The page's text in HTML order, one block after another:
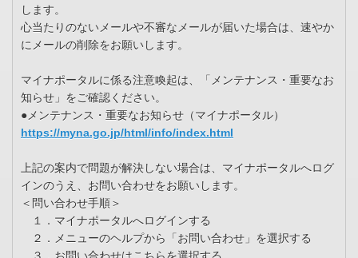
します。
心当たりのないメールや不審なメールが届いた場合は、速やか
にメールの削除をお願いします。
マイナポータルに係る注意喚起は、「メンテナンス・重要なお
知らせ」をご確認ください。
●メンテナンス・重要なお知らせ（マイナポータル）
https://myna.go.jp/html/info/index.html
上記の案内で問題が解決しない場合は、マイナポータルへログ
インのうえ、お問い合わせをお願いします。
＜問い合わせ手順＞
１．マイナポータルへログインする
２．メニューのヘルプから「お問い合わせ」を選択する